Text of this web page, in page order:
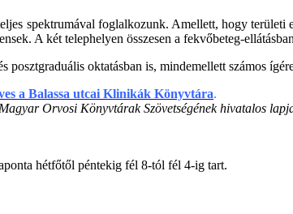
spektrumával foglalkozunk. Amellett, hogy területi
A két telephelyen összesen a fekvőbeteg-
posztgraduális oktatásban is, mindemellett számos
a Balassa utcai Klinikák Könyvtára.
Orvosi Könyvtárak Szövetségének hivatalos
hétfőtől péntekig fél 8-tól fél 4-ig tart.